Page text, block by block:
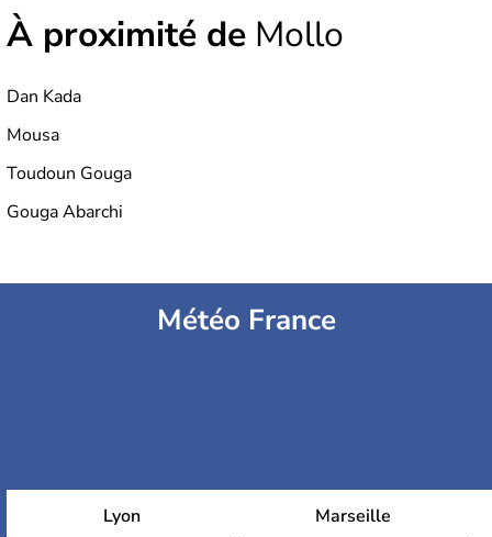
À proximité de Mollo
Dan Kada
Mousa
Toudoun Gouga
Gouga Abarchi
Météo France
Lyon Marseille